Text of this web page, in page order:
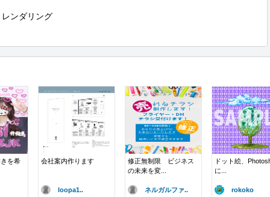
ンダリング
を希 会社案内作ります
loopa1..
修正無制限 ビジネス
の未来を変...
ネルガルファ..
ドット絵、
に...
rokoko